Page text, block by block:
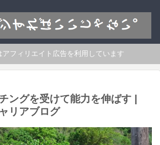
アフィリエイト広告を利用しています
ングを受けて能力を伸ばす |
リアブログ